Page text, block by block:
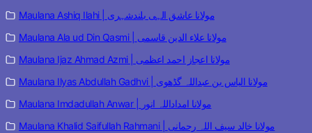
Maulana Ashiq Ilahi | مولانا عاشق الہی بلندشہری
Maulana Ala ud Din Qasmi | مولانا علاء الدین قاسمی
Maulana Ijaz Ahmad Azmi | مولانا اعجاز احمد اعظمی
Maulana Ilyas Abdullah Gadhvi | مولانا الیاس بن عبداللہ گڈھوی
Maulana Imdadullah Anwar | مولانا امداداللہ انور
Maulana Khalid Saifullah Rahmani | مولانا خالد سیف اللہ رحمانی